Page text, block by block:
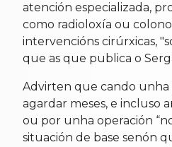
atención especializada,
como radioloxía ou
intervencións cirúrxicas,
que as que publica o
Advirten que cando
agardar meses, e incluso
ou por unha operación
situación de base senón